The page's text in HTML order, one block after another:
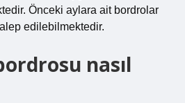
Önceki aylara ait bordrolar
edilebilmektedir.
nasıl